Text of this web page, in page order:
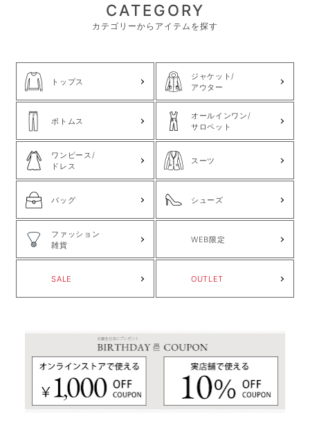
CATEGORY
カテゴリーからアイテムを探す
トップス
ジャケット/
アウター
ボトムス
オールインワン/
サロペット
ワンピース/
ドレス
スーツ
バッグ シューズ
ファッション
雑貨
WEB限定
SALE OUTLET